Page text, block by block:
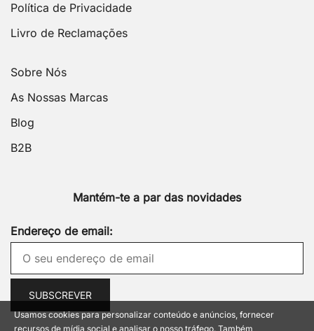
Política de Privacidade
Livro de Reclamações
Sobre Nós
As Nossas Marcas
Blog
B2B
Mantém-te a par das novidades
Endereço de email:
Usamos cookies para personalizar conteúdo e anúncios, fornecer
recursos de mídia social e analisar o nosso tráfego. Também